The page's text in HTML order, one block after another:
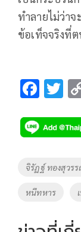
ทำลายไม่ว่า
ข้อเท็จจริงที่
F
e
b
o
k
T
tt
er
Tags
จิรัฏฐ์ ทองสุวร
หนีทหาร